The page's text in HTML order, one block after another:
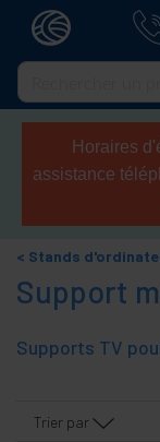
Horaires
assistance
Stands
Support
Trier par